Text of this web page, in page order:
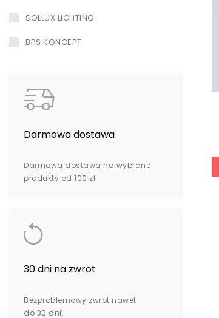
SOLLUX LIGHTING
BPS KONCEPT
Darmowa dostawa
Darmowa dostawa na wybrane
produkty od 100 zł
30 dni na zwrot
Bezproblemowy zwrot nawet
do 30 dni.